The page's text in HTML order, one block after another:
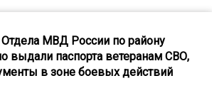
МВД России по району
выдали паспорта ветеранам СВО,
в зоне боевых действий